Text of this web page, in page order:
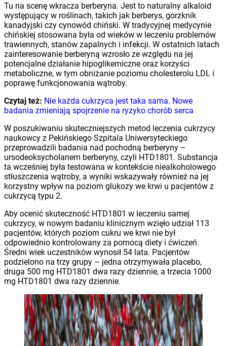
Tu na scenę wkracza berberyna. Jest to naturalny alkaloid
występujący w roślinach, takich jak berberys, gorzknik
kanadyjski czy cynowód chiński. W tradycyjnej medycynie
chińskiej stosowana była od wieków w leczeniu problemów
trawiennych, stanów zapalnych i infekcji. W ostatnich latach
zainteresowanie berberyną wzrosło ze względu na jej
potencjalne działanie hipoglikemiczne oraz korzyści
metaboliczne, w tym obniżanie poziomu cholesterolu LDL i
poprawę funkcjonowania wątroby.
Czytaj też: Nie każda cukrzyca jest taka sama. Nowe
badania zmieniają spojrzenie na ryzyko chorób serca
W poszukiwaniu skuteczniejszych metod leczenia cukrzycy
naukowcy z Pekińskiego Szpitala Uniwersyteckiego
przeprowadzili badania nad pochodną berberyny –
ursodeoksycholanem berberyny, czyli HTD1801. Substancja
ta wcześniej była testowana w kontekście niealkoholowego
stłuszczenia wątroby, a wyniki wskazywały również na jej
korzystny wpływ na poziom glukozy we krwi u pacjentów z
cukrzycą typu 2.
Aby ocenić skuteczność HTD1801 w leczeniu samej
cukrzycy, w nowym badaniu klinicznym wzięło udział 113
pacjentów, których poziom cukru we krwi nie był
odpowiednio kontrolowany za pomocą diety i ćwiczeń.
Średni wiek uczestników wynosił 54 lata. Pacjentów
podzielono na trzy grupy – jedna otrzymywała placebo,
druga 500 mg HTD1801 dwa razy dziennie, a trzecia 1000
mg HTD1801 dwa razy dziennie.